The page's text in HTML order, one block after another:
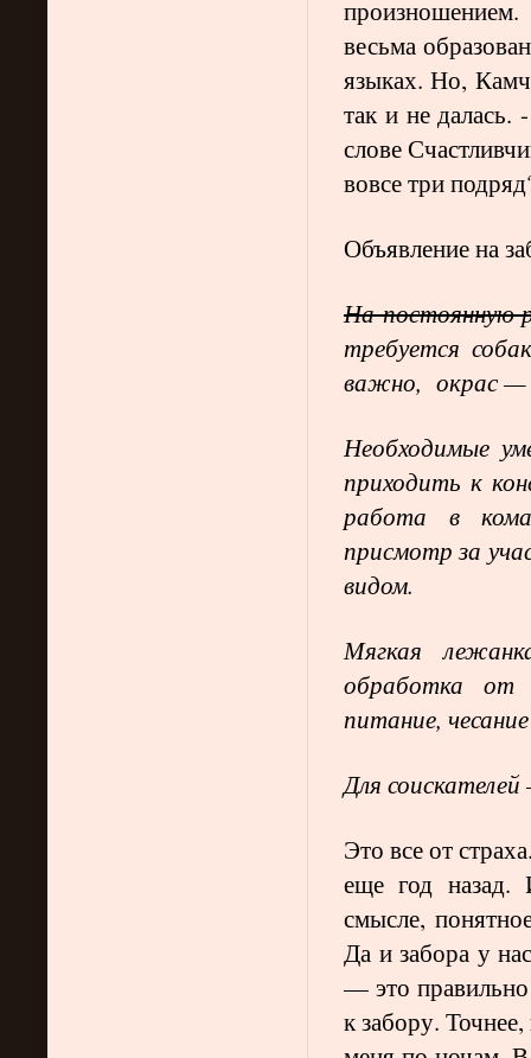
весьма
языках. Но,
так и не далась.
слове
вовсе три
Объявление на
На постоянную
требуется
важно, окрас —
Необходимые
приходить к
работа в
присмотр за
видом.
Мягкая
обработка от
питание,
Для
Это все от
еще год назад.
смысле,
Да и забора у
— это
к забору.